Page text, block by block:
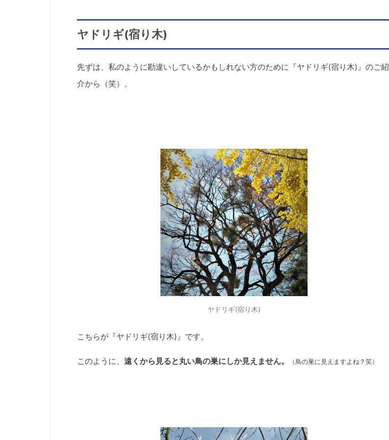
ヤドリギ(宿り木)
先ずは、私のように勘違いしているかもしれない方のために『ヤドリギ(宿り木)』のご紹
介から（笑）。
ヤドリギ(宿り木)
こちらが『ヤドリギ(宿り木)』です。
このように、 遠くから見ると丸い鳥の巣にしか見えません。 （鳥の巣に見えますよね？笑）